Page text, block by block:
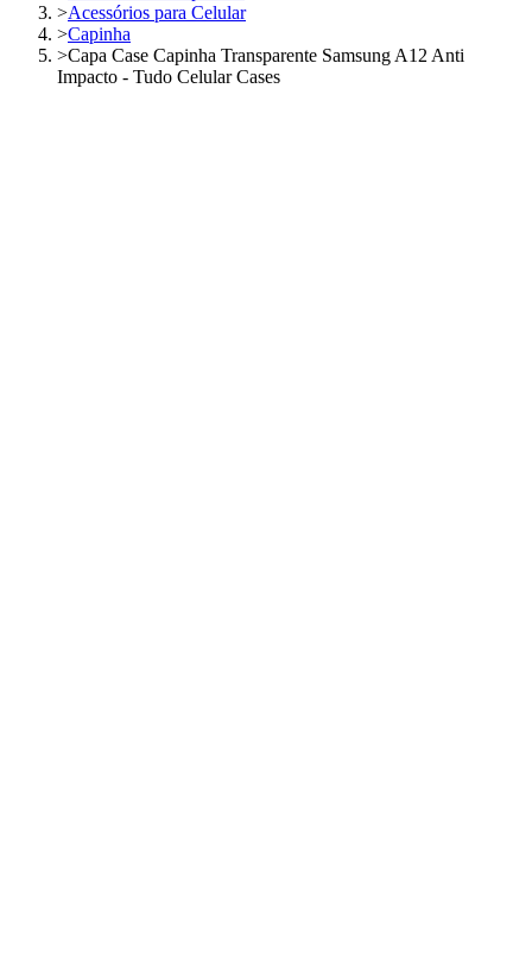
>Acessórios para Celular
>Capinha
>Capa Case Capinha Transparente Samsung A12 Anti
Impacto - Tudo Celular Cases